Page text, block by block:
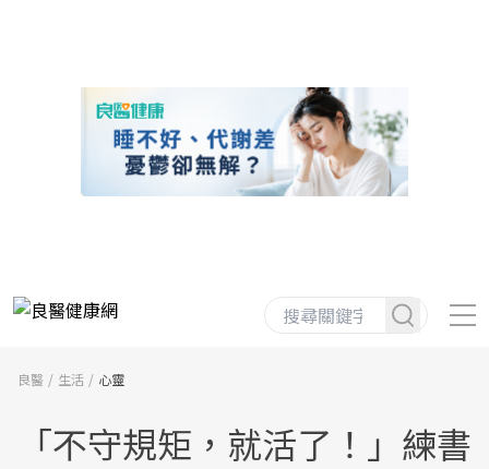
良醫 生活 心靈
「不守規矩，就活了！」練書